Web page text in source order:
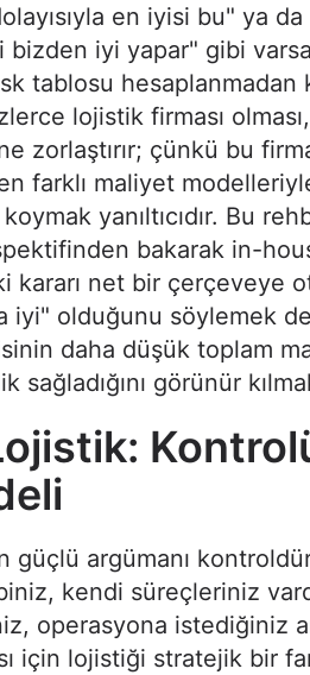
en iyisi bu" ya
bizden iyi yapar" gibi
tablosu hesaplanmadan
lojistik firması olması,
zorlaştırır; çünkü bu
farklı maliyet
yanıltıcıdır. Bu
bakarak in-
kararı net bir çerçeveye
iyi" olduğunu söylemek
daha düşük toplam
görünür
güçlü argümanı
kendi süreçleriniz
operasyona istediğiniz
için lojistiği stratejik bir